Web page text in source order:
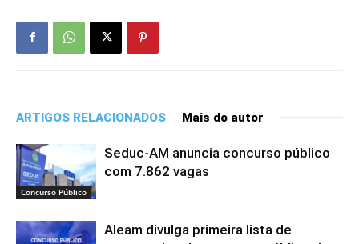
ARTIGOS RELACIONADOS Mais do autor
Concurso Público
Seduc-AM anuncia concurso público
com 7.862 vagas
Aleam divulga primeira lista de